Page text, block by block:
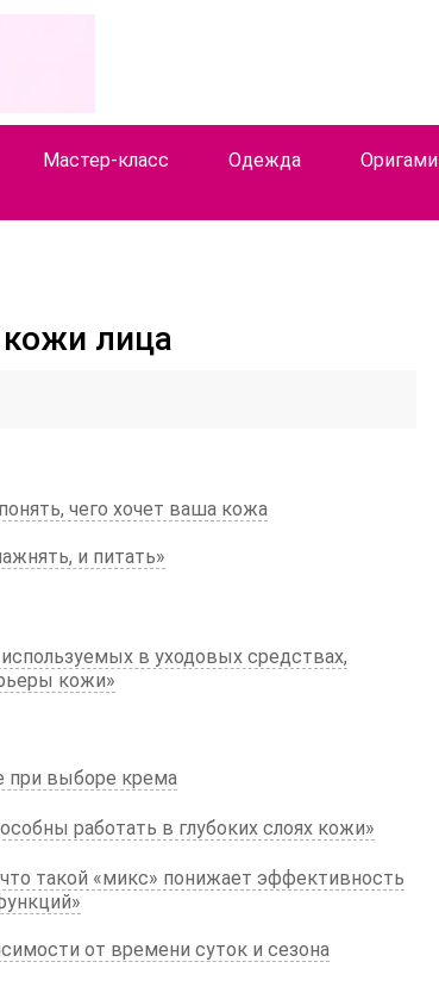
Мастер-класс Одежда Оригами
лица
чего хочет ваша кожа
и питать»
в уходовых средствах,
кожи»
при выборе крема
работать в глубоких слоях кожи»
такой «микс» понижает эффективность
от времени суток и сезона